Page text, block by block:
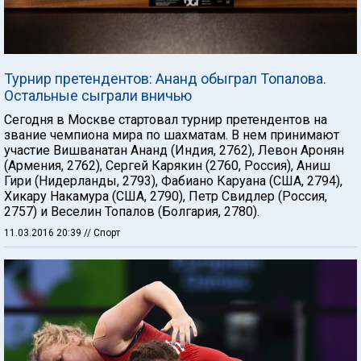
Турнир претендентов: Ананд обыграл Топалова.
Остальные сыграли вничью
Сегодня в Москве стартовал турнир претендентов на
звание чемпиона мира по шахматам. В нем принимают
участие Вишванатан Ананд (Индия, 2762), Левон Аронян
(Армения, 2762), Сергей Карякин (2760, Россия), Аниш
Гири (Нидерланды, 2793), Фабиано Каруана (США, 2794),
Хикару Накамура (США, 2790), Петр Свидлер (Россия,
2757) и Веселин Топалов (Болгария, 2780).
11.03.2016 20:39 // Спорт